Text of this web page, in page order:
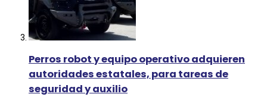
Perros robot y equipo operativo adquieren
autoridades estatales, para tareas de
seguridad y auxilio